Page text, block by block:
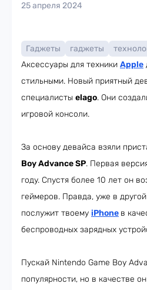
25 апреля 2024
Гаджеты гаджеты
Аксессуары для техники Apple
стильными. Новый приятный
специалисты elago. Они
игровой консоли.
За основу девайса взяли
Boy Advance SP. Первая
году. Спустя более 10 лет он
геймеров. Правда, уже в
послужит твоему iPhone в
беспроводных зарядных
Пускай Nintendo Game Boy
популярности, но в качестве